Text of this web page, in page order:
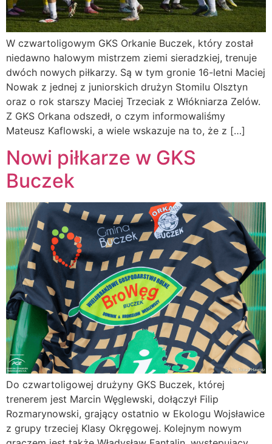
W czwartoligowym GKS Orkanie Buczek, który został
niedawno halowym mistrzem ziemi sieradzkiej, trenuje
dwóch nowych piłkarzy. Są w tym gronie 16-letni Maciej
Nowak z jednej z juniorskich drużyn Stomilu Olsztyn
oraz o rok starszy Maciej Trzeciak z Włókniarza Zelów.
Z GKS Orkana odszedł, o czym informowaliśmy
Mateusz Kaflowski, a wiele wskazuje na to, że z […]
Nowi piłkarze w GKS
Buczek
Do czwartoligowej drużyny GKS Buczek, której
trenerem jest Marcin Węglewski, dołączył Filip
Rozmarynowski, grający ostatnio w Ekologu Wojsławice
z grupy trzeciej Klasy Okręgowej. Kolejnym nowym